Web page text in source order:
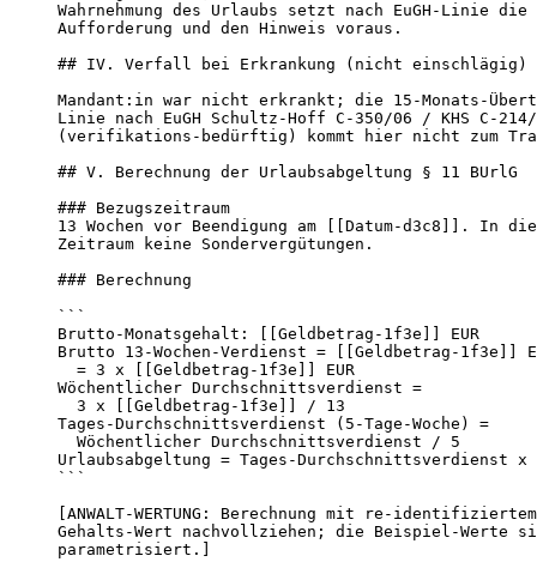
Wahrnehmung des Urlaubs setzt nach EuGH-Linie die
Aufforderung und den Hinweis voraus.
## IV. Verfall bei Erkrankung (nicht einschlägig)
Mandant:in war nicht erkrankt; die 15-Monats-
Linie nach EuGH Schultz-Hoff C-350/06 / KHS C-214/
(verifikations-bedürftig) kommt hier nicht zum
## V. Berechnung der Urlaubsabgeltung § 11 BUrlG
### Bezugszeitraum
13 Wochen vor Beendigung am [[Datum-d3c8]]. In
Zeitraum keine Sondervergütungen.
### Berechnung
```
Brutto-Monatsgehalt: [[Geldbetrag-1f3e]] EUR
Brutto 13-Wochen-Verdienst = [[Geldbetrag-1f3e]]
  = 3 x [[Geldbetrag-1f3e]] EUR
Wöchentlicher Durchschnittsverdienst =
  3 x [[Geldbetrag-1f3e]] / 13
Tages-Durchschnittsverdienst (5-Tage-Woche) =
  Wöchentlicher Durchschnittsverdienst / 5
Urlaubsabgeltung = Tages-Durchschnittsverdienst x
```
[ANWALT-WERTUNG: Berechnung mit re-identifiziertem
Gehalts-Wert nachvollziehen; die Beispiel-Werte
parametrisiert.]